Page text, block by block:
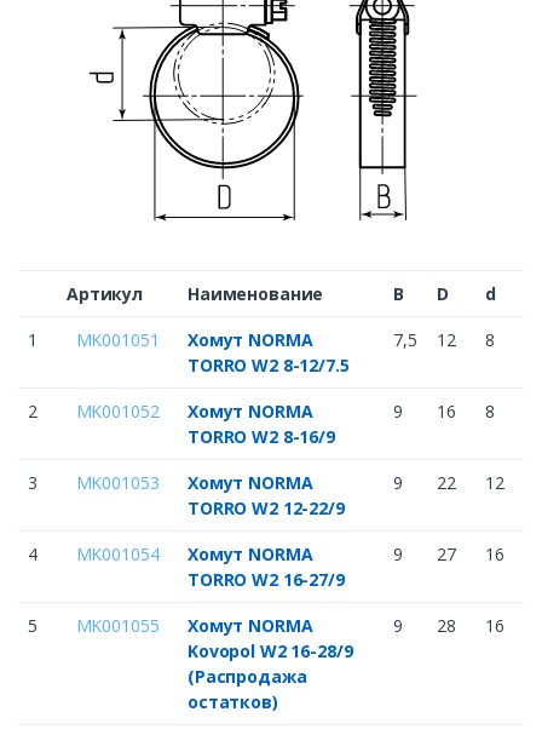
Артикул Наименование B D
d
1
MK001051
Хомут NORMA
TORRO W2 8-12/7.5
7,5 12 8
2 MK001052
Хомут NORMA
TORRO W2 8-16/9
9 16 8
3 MK001053
Хомут NORMA
TORRO W2 12-22/9
9 22 12
4 MK001054
Хомут NORMA
TORRO W2 16-27/9
9 27 16
5 MK001055
Хомут NORMA
Kovopol W2 16-28/9
(Распродажа
остатков)
9 28 16